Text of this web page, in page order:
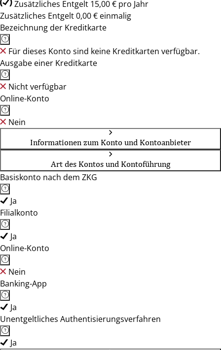
Zusätzliches Entgelt 15,00 € pro Jahr
Zusätzliches Entgelt 0,00 € einmalig
Bezeichnung der Kreditkarte
Für dieses Konto sind keine Kreditkarten verfügbar.
Ausgabe einer Kreditkarte
Nicht verfügbar
Online-Konto
Nein
Informationen zum Konto und Kontoanbieter
Art des Kontos und Kontoführung
Basiskonto nach dem ZKG
Ja
Filialkonto
Ja
Online-Konto
Nein
Banking-App
Ja
Unentgeltliches Authentisierungsverfahren
Ja